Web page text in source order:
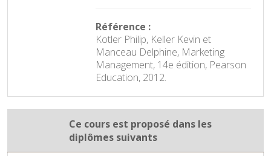
Référence :
Kotler Philip, Keller Kevin et
Manceau Delphine, Marketing
Management, 14e édition, Pearson
Education, 2012.
Ce cours est proposé dans les
diplômes suivants